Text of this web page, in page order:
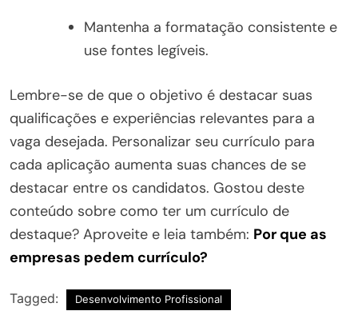
Mantenha a formatação consistente e
use fontes legíveis.
Lembre-se de que o objetivo é destacar suas
qualificações e experiências relevantes para a
vaga desejada. Personalizar seu currículo para
cada aplicação aumenta suas chances de se
destacar entre os candidatos. Gostou deste
conteúdo sobre como ter um currículo de
destaque? Aproveite e leia também: Por que as
empresas pedem currículo?
Tagged: Desenvolvimento Profissional